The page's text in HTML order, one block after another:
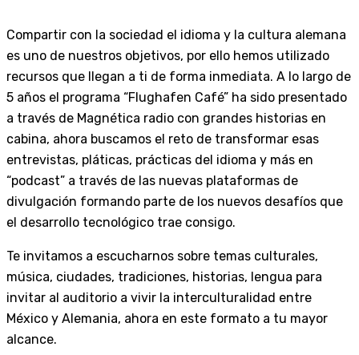
Compartir con la sociedad el idioma y la cultura alemana
es uno de nuestros objetivos, por ello hemos utilizado
recursos que llegan a ti de forma inmediata. A lo largo de
5 años el programa “Flughafen Café” ha sido presentado
a través de Magnética radio con grandes historias en
cabina, ahora buscamos el reto de transformar esas
entrevistas, pláticas, prácticas del idioma y más en
“podcast” a través de las nuevas plataformas de
divulgación formando parte de los nuevos desafíos que
el desarrollo tecnológico trae consigo.
Te invitamos a escucharnos sobre temas culturales,
música, ciudades, tradiciones, historias, lengua para
invitar al auditorio a vivir la interculturalidad entre
México y Alemania, ahora en este formato a tu mayor
alcance.